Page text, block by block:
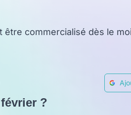
être commercialisé dès le
?